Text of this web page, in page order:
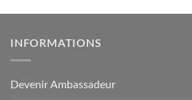
INFORMATIONS
Devenir Ambassadeur